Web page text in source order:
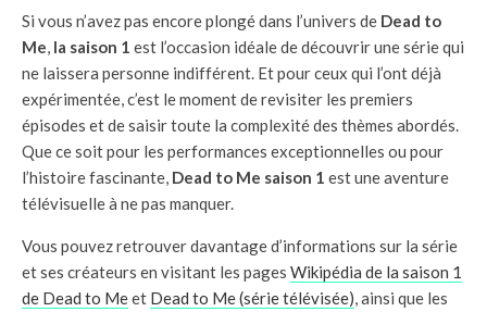
Si vous n’avez pas encore plongé dans l’univers de Dead to
Me, la saison 1 est l’occasion idéale de découvrir une série qui
ne laissera personne indifférent. Et pour ceux qui l’ont déjà
expérimentée, c’est le moment de revisiter les premiers
épisodes et de saisir toute la complexité des thèmes abordés.
Que ce soit pour les performances exceptionnelles ou pour
l’histoire fascinante, Dead to Me saison 1 est une aventure
télévisuelle à ne pas manquer.
Vous pouvez retrouver davantage d’informations sur la série
et ses créateurs en visitant les pages Wikipédia de la saison 1
de Dead to Meet Dead to Me (série télévisée), ainsi que les